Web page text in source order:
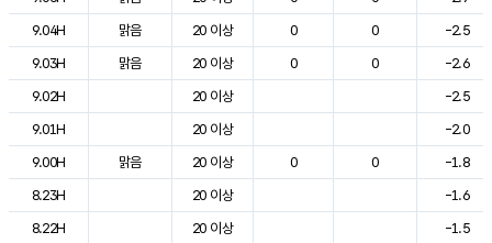
9.04H
맑음 20 이상 0 0
-2.5
9.03H
맑음 20 이상 0 0
-2.6
9.02H
20 이상
-2.5
9.01H
20 이상
-2.0
9.00H
맑음 20 이상 0 0
-1.8
8.23H
20 이상
-1.6
8.22H
20 이상
-1.5